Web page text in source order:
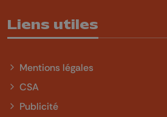
Liens utiles
Mentions légales
CSA
Publicité